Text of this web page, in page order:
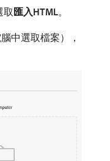
取​匯入HTML。
中選取檔案），